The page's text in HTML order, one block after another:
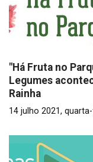
"Há Fruta no
Legumes
Rainha
14 julho 2021,